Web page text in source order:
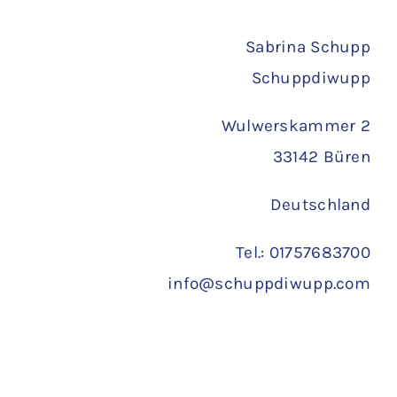
Sabrina Schupp
Schuppdiwupp
Wulwerskammer 2
33142 Büren
Deutschland
Tel.: 01757683700
info@schuppdiwupp.com